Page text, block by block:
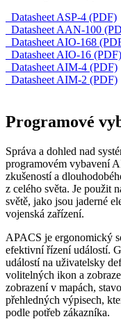
Datasheet ASP-4 (PDF)
Datasheet AAN-100
Datasheet AIO-168
Datasheet AIO-16 (PDF)
Datasheet AIM-4 (PDF)
Datasheet AIM-2 (PDF)
Programové
Správa a dohled nad
programovém vybavení
zkušeností a
z celého světa. Je použit
světě, jako jsou jaderné
vojenská zařízení.
APACS je ergonomický
efektivní řízení událostí.
událostí na uživatelsky
volitelných ikon a
zobrazení v mapách,
přehledných výpisech,
podle potřeb zákazníka.